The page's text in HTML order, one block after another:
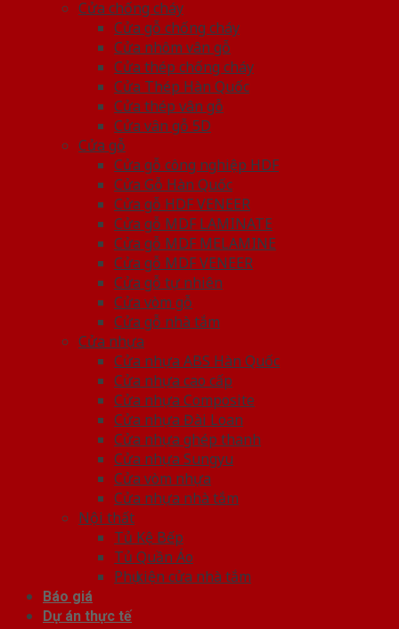
Cửa chống cháy
Cửa gỗ chống cháy
Cửa nhôm vân gỗ
Cửa thép chống cháy
Cửa Thép Hàn Quốc
Cửa thép vân gỗ
Cửa vân gỗ 5D
Cửa gỗ
Cửa gỗ công nghiệp HDF
Cửa Gỗ Hàn Quốc
Cửa gỗ HDF VENEER
Cửa gỗ MDF LAMINATE
Cửa gỗ MDF MELAMINE
Cửa gỗ MDF VENEER
Cửa gỗ tự nhiên
Cửa vòm gỗ
Cửa gỗ nhà tắm
Cửa nhựa
Cửa nhựa ABS Hàn Quốc
Cửa nhựa cao cấp
Cửa nhựa Composite
Cửa nhựa Đài Loan
Cửa nhựa ghép thanh
Cửa nhựa Sungyu
Cửa vòm nhựa
Cửa nhựa nhà tắm
Nội thất
Tủ Kệ Bếp
Tủ Quần Áo
Phụ kiện cửa nhà tắm
Báo giá
Dự án thực tế